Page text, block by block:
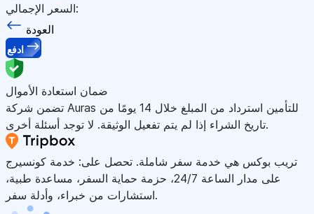
السعر الإجمالي:
العودة
ادفع
ضمان استعادة الأموال
تضمن شركة Auras للتأمين استرداد من المبلغ خلال 14 يومًا من
تاريخ الشراء إذا لم يتم تفعيل الوثيقة. لا توجد أسئلة أخرى.
تريب بوكس هي خدمة سفر شاملة. تحصل على: خدمة كونسيرج
على مدار الساعة 24/7، حزمة حماية السفر، مساعدة طبية،
استشارات من خبراء، وأدلة سفر.